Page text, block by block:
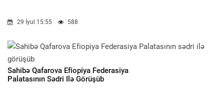
29 İyul 15:55 588
Sahibə Qafarova Efiopiya Federasiya
Palatasının Sədri Ilə Görüşüb